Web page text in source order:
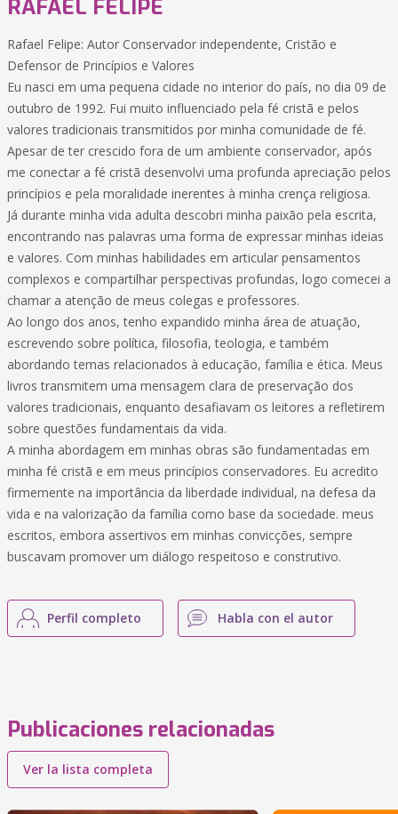
RAFAEL FELIPE
Rafael Felipe: Autor Conservador independente, Cristão e
Defensor de Princípios e Valores
Eu nasci em uma pequena cidade no interior do país, no dia 09 de
outubro de 1992. Fui muito influenciado pela fé cristã e pelos
valores tradicionais transmitidos por minha comunidade de fé.
Apesar de ter crescido fora de um ambiente conservador, após
me conectar a fé cristã desenvolvi uma profunda apreciação pelos
princípios e pela moralidade inerentes à minha crença religiosa.
Já durante minha vida adulta descobri minha paixão pela escrita,
encontrando nas palavras uma forma de expressar minhas ideias
e valores. Com minhas habilidades em articular pensamentos
complexos e compartilhar perspectivas profundas, logo comecei a
chamar a atenção de meus colegas e professores.
Ao longo dos anos, tenho expandido minha área de atuação,
escrevendo sobre política, filosofia, teologia, e também
abordando temas relacionados à educação, família e ética. Meus
livros transmitem uma mensagem clara de preservação dos
valores tradicionais, enquanto desafiavam os leitores a refletirem
sobre questões fundamentais da vida.
A minha abordagem em minhas obras são fundamentadas em
minha fé cristã e em meus princípios conservadores. Eu acredito
firmemente na importância da liberdade individual, na defesa da
vida e na valorização da família como base da sociedade. meus
escritos, embora assertivos em minhas convicções, sempre
buscavam promover um diálogo respeitoso e construtivo.
Perfil completo Habla con el autor
Publicaciones relacionadas
Ver la lista completa